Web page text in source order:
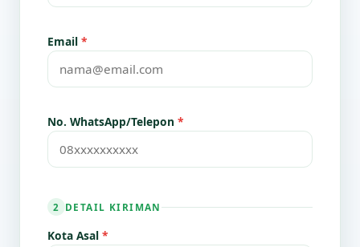
Email *
No. WhatsApp/Telepon *
2 DETAIL KIRIMAN
Kota Asal *